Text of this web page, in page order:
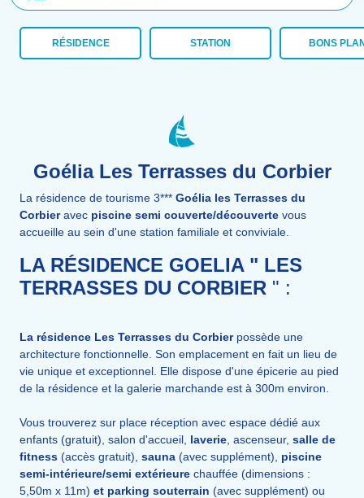
RÉSIDENCE STATION BONS
Goélia Les Terrasses du Corbier
La résidence de tourisme 3*** Goélia les Terrasses du
Corbieravec piscine semi couverte/découverte vous
accueille au sein d'une station familiale et conviviale.
LA RÉSIDENCE GOELIA " LES
TERRASSES DU CORBIER " :
La résidence Les Terrasses du Corbier possède une
architecture fonctionnelle. Son emplacement en fait un lieu de
vie unique et exceptionnel. Elle dispose d'une épicerie au pied
de la résidence et la galerie marchande est à 300m environ.
Vous trouverez sur place réception avec espace dédié aux
enfants (gratuit), salon d'accueil, laverie , ascenseur, salle de
fitness (accès gratuit), sauna (avec supplément), piscine
semi-intérieure/semi extérieure chauffée (dimensions :
5,50m x 11m) et parking souterrain (avec supplément) ou